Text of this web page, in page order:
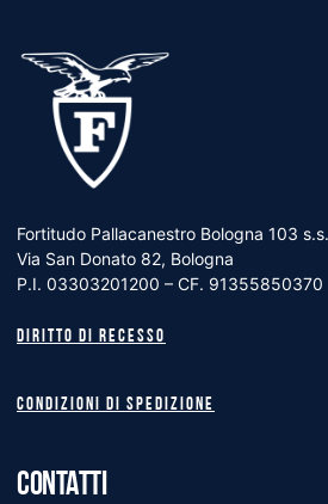
Fortitudo Pallacanestro Bologna 103
Via San Donato 82, Bologna
P.I. 03303201200 – CF. 91355850370
Diritto di recesso
Condizioni di spedizione
CONTATTI